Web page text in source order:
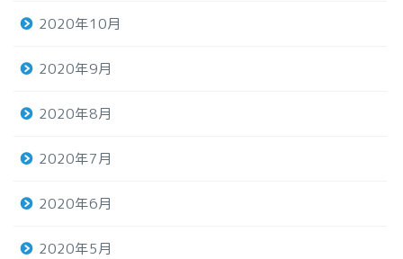
2020年10月
2020年9月
2020年8月
2020年7月
2020年6月
2020年5月